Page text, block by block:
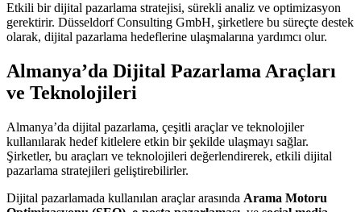
Etkili bir dijital pazarlama stratejisi, sürekli analiz ve optimizasyon
gerektirir. Düsseldorf Consulting GmbH, şirketlere bu süreçte destek
olarak, dijital pazarlama hedeflerine ulaşmalarına yardımcı olur.
Almanya’da Dijital Pazarlama Araçları
ve Teknolojileri
Almanya’da dijital pazarlama, çeşitli araçlar ve teknolojiler
kullanılarak hedef kitlelere etkin bir şekilde ulaşmayı sağlar.
Şirketler, bu araçları ve teknolojileri değerlendirerek, etkili dijital
pazarlama stratejileri geliştirebilirler.
Dijital pazarlamada kullanılan araçlar arasında Arama Motoru